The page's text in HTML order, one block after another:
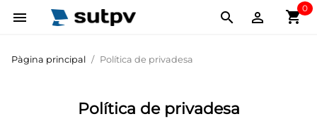
 shopping_cart
0


Pàgina principal Política de privadesa
Política de privadesa